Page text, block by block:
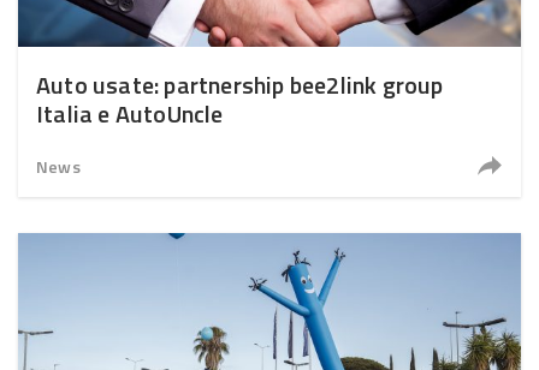
Auto usate: partnership bee2link group
Italia e AutoUncle
News